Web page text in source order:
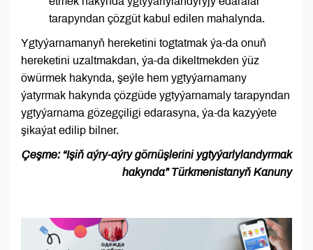
tarapyndan çözgüt kabul edilen mahalynda.
Ygtyýarnamanyň hereketini togtatmak ýa-da onuň
hereketini uzaltmakdan, ýa-da dikeltmekden ýüz
öwürmek hakynda, şeýle hem ygtyýarnamany
ýatyrmak hakynda çözgüde ygtyýarnamaly tarapyndan
ygtyýarnama gözegçiligi edarasyna, ýa-da kazyýete
şikaýat edilip bilner.
Çeşme: “Işiň aýry-aýry görnüşlerini ygtyýarlylandyrmak
hakynda” Türkmenistanyň Kanuny